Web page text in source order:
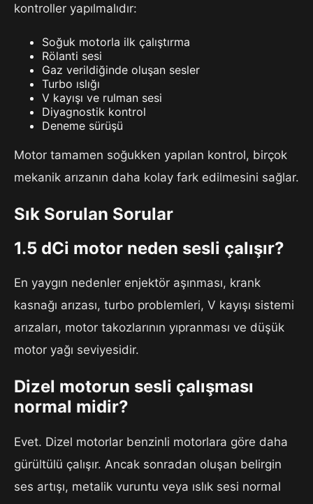
kontroller yapılmalıdır:
Soğuk motorla ilk çalıştırma
Rölanti sesi
Gaz verildiğinde oluşan sesler
Turbo ıslığı
V kayışı ve rulman sesi
Diyagnostik kontrol
Deneme sürüşü
Motor tamamen soğukken yapılan kontrol, birçok
mekanik arızanın daha kolay fark edilmesini sağlar.
Sık Sorulan Sorular
1.5 dCi motor neden sesli çalışır?
En yaygın nedenler enjektör aşınması, krank
kasnağı arızası, turbo problemleri, V kayışı sistemi
arızaları, motor takozlarının yıpranması ve düşük
motor yağı seviyesidir.
Dizel motorun sesli çalışması
normal midir?
Evet. Dizel motorlar benzinli motorlara göre daha
gürültülü çalışır. Ancak sonradan oluşan belirgin
ses artışı, metalik vuruntu veya ıslık sesi normal